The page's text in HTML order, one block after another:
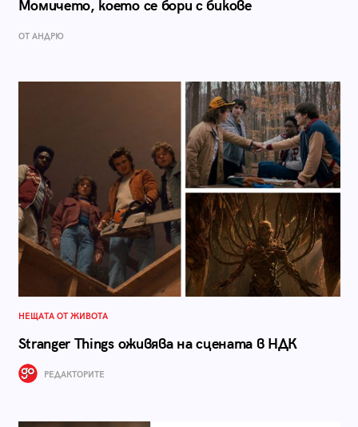
Момичето, което се бори с бикове
ОТ АНДРЮ
НЕЩАТА ОТ ЖИВОТА
Stranger Things оживява на сцената в НДК
РЕДАКТОРИТЕ